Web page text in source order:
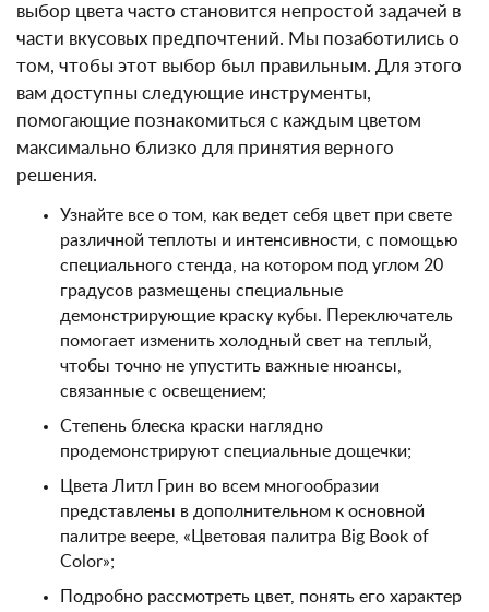
выбор цвета часто становится непростой задачей в
части вкусовых предпочтений. Мы позаботились о
том, чтобы этот выбор был правильным. Для этого
вам доступны следующие инструменты,
помогающие познакомиться с каждым цветом
максимально близко для принятия верного
решения.
Узнайте все о том, как ведет себя цвет при свете
различной теплоты и интенсивности, с помощью
специального стенда, на котором под углом 20
градусов размещены специальные
демонстрирующие краску кубы. Переключатель
помогает изменить холодный свет на теплый,
чтобы точно не упустить важные нюансы,
связанные с освещением;
Степень блеска краски наглядно
продемонстрируют специальные дощечки;
Цвета Литл Грин во всем многообразии
представлены в дополнительном к основной
палитре веере, «Цветовая палитра Big Book of
Color»;
Подробно рассмотреть цвет, понять его характер